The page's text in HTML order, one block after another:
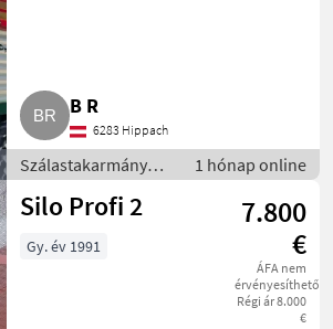
B R
6283 Hippach
Szálastakarmány
betakarítók /
Rendfelszedő
1 hónap online
Silo Profi 2
7.800
€
ÁFA nem
érvényesíthető
Régi ár 8.000
€
Gy. év 1991